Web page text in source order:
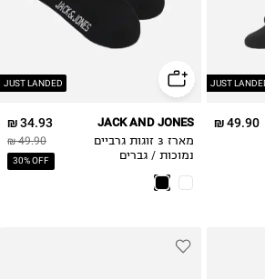
JUST
49.90 ₪
JUST LANDED
34.93 ₪
49.90 ₪
30% OFF
JACK AND JONES
מארז 3 זוגות גרביים
נמוכות / גברים